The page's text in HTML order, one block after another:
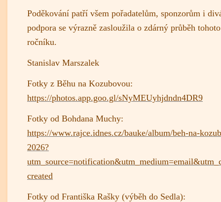
Poděkování patří všem pořadatelům, sponzorům i
podpora se výrazně zasloužila o zdárný průběh
ročníku.
Stanislav Marszalek
Fotky z Běhu na Kozubovou:
https://photos.app.goo.gl/sNyMEUyhjdndn4DR9
Fotky od Bohdana Muchy:
https://www.rajce.idnes.cz/bauke/album/beh-na-
2026?
created
Fotky od Františka Rašky (výběh do Sedla):